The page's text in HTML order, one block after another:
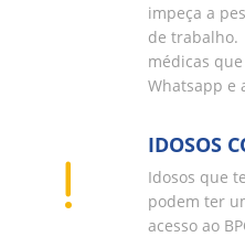
impeça a
de trabalho.
médicas
Whatsapp e
IDOSOS
Idosos que
podem ter
acesso ao